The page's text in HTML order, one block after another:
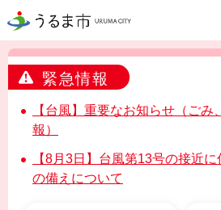
うるま市
緊急情報
【台風】重要なお知らせ（ご
報）
【8月3日】台風第13号の接近
の備えについて